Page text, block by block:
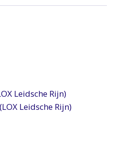
Leidsche Rijn)
Leidsche Rijn)